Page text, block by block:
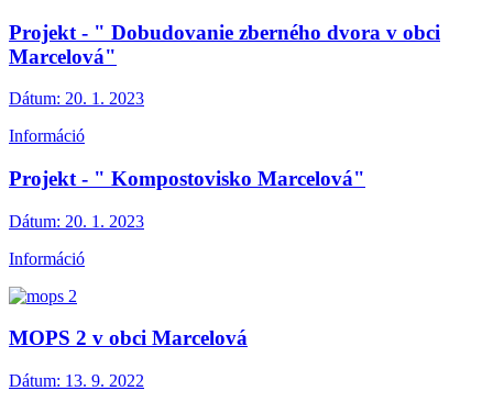
Projekt - " Dobudovanie zberného dvora v obci
Marcelová"
Dátum: 20. 1. 2023
Információ
Projekt - " Kompostovisko Marcelová"
Dátum: 20. 1. 2023
Információ
MOPS 2 v obci Marcelová
Dátum: 13. 9. 2022